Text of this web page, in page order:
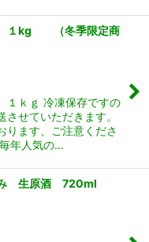
１kg （冬季限定商
ｋｇ 冷凍保存ですの
せていただきます。
ります、ご注意くださ
年人気の…
生原酒 720ml